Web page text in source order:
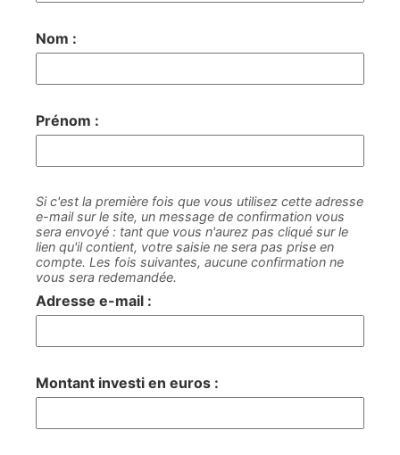
Nom :
Prénom :
Si c'est la première fois que vous utilisez cette adresse
e-mail sur le site, un message de confirmation vous
sera envoyé : tant que vous n'aurez pas cliqué sur le
lien qu'il contient, votre saisie ne sera pas prise en
compte. Les fois suivantes, aucune confirmation ne
vous sera redemandée.
Adresse e-mail :
Montant investi en euros :